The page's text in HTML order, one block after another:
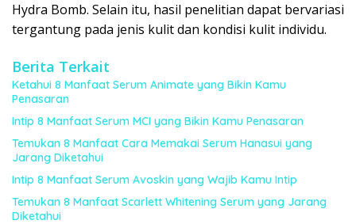
Hydra Bomb. Selain itu, hasil penelitian dapat bervariasi
tergantung pada jenis kulit dan kondisi kulit individu.
Berita Terkait
Ketahui 8 Manfaat Serum Animate yang Bikin Kamu
Penasaran
Intip 8 Manfaat Serum MCI yang Bikin Kamu Penasaran
Temukan 8 Manfaat Cara Memakai Serum Hanasui yang
Jarang Diketahui
Intip 8 Manfaat Serum Avoskin yang Wajib Kamu Intip
Temukan 8 Manfaat Scarlett Whitening Serum yang Jarang
Diketahui